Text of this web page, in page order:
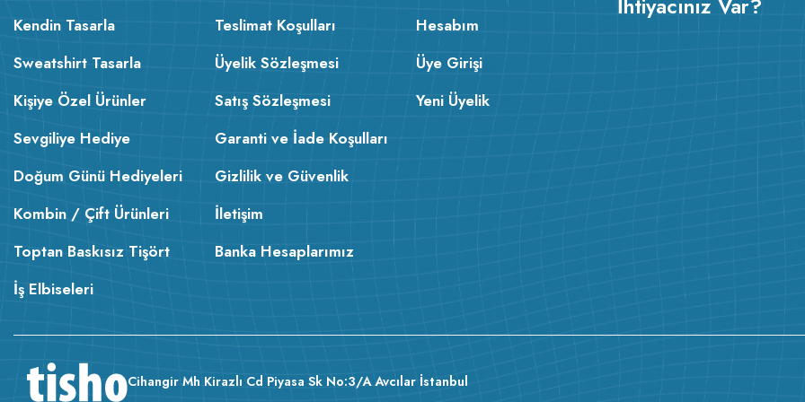
Kendin Tasarla
Sweatshirt Tasarla
Kişiye Özel Ürünler
Sevgiliye Hediye
Doğum Günü Hediyeleri
Kombin / Çift Ürünleri
Toptan Baskısız Tişört
İş Elbiseleri
Teslimat Koşulları
Üyelik Sözleşmesi
Satış Sözleşmesi
Garanti ve İade Koşulları
Gizlilik ve Güvenlik
İletişim
Banka Hesaplarımız
Hesabım
Üye Girişi
Yeni Üyelik
Cihangir Mh Kirazlı Cd Piyasa Sk No:3/A Avcılar İstanbul